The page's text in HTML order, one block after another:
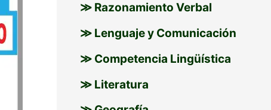
≫ Razonamiento Verbal
≫ Lenguaje y Comunicación
≫ Competencia Lingüística
≫ Literatura